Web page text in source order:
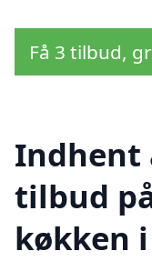
Få 3 tilbud,
Indhent
tilbud
køkken